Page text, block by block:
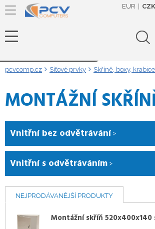
EUR CZK
pcvcomp.cz Síťové prvky Skříně, boxy, krabice
MONTÁŽNÍ
Vnitřní bez odvětrávání
Vnitřní s odvětráváním
NEJPRODÁVANĚJŠÍ PRODUKTY
Montážní skříň